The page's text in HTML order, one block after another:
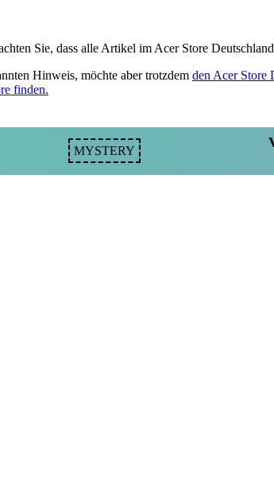
Sie, dass alle Artikel im Acer Store Deutschland
Hinweis, möchte aber trotzdem den Acer Store
finden.
MYSTERY